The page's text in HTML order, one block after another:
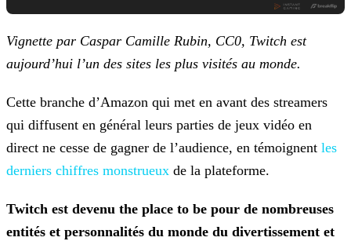
Vignette par Caspar Camille Rubin, CC0, Twitch est
aujourd’hui l’un des sites les plus visités au monde.
Cette branche d’Amazon qui met en avant des streamers
qui diffusent en général leurs parties de jeux vidéo en
direct ne cesse de gagner de l’audience, en témoignent les
derniers chiffres monstrueux de la plateforme.
Twitch est devenu the place to be pour de nombreuses
entités et personnalités du monde du divertissement et